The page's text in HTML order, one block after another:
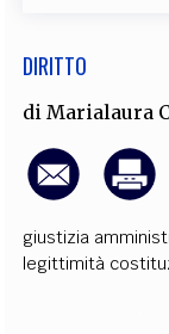
DIRITTO
di Marialaura
giustizia
legittimità